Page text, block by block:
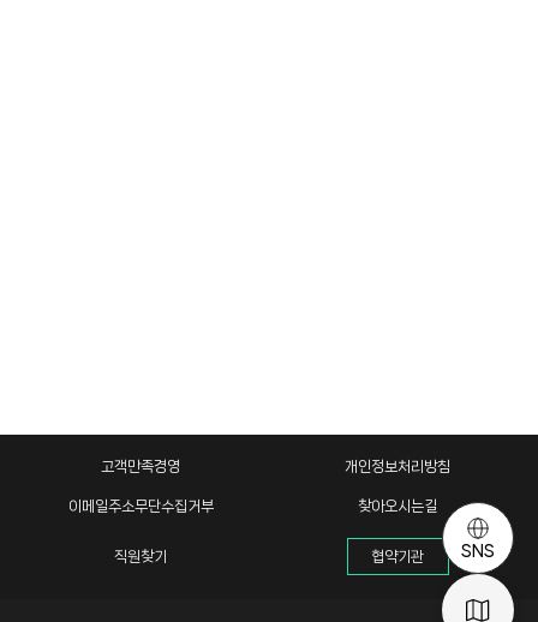
SNS
고객만족경영 개인정보처리방침
이메일주소무단수집거부 찾아오시는길
직원찾기 협약기관